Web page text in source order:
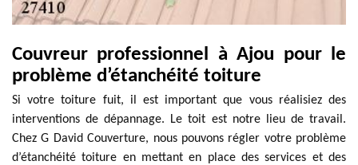
Couvreur professionnel à Ajou pour le
problème d’étanchéité toiture
Si votre toiture fuit, il est important que vous réalisiez des
interventions de dépannage. Le toit est notre lieu de travail.
Chez G David Couverture, nous pouvons régler votre problème
d’étanchéité toiture en mettant en place des services et des